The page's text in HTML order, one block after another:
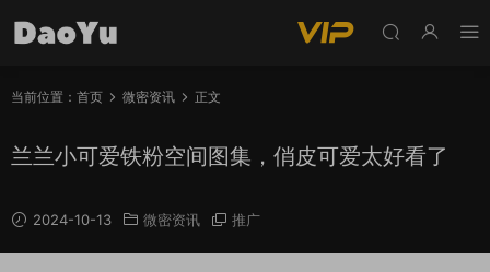
当前位置： 首页 微密资讯 正文
兰兰小可爱铁粉空间图集，俏皮可爱太好看了
2024-10-13 微密资讯 推广